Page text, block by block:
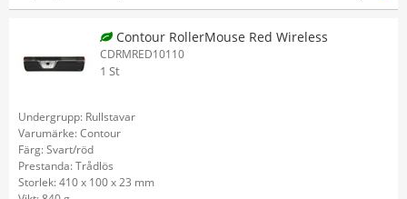
Contour RollerMouse Red Wireless
CDRMRED10110
1 St
Undergrupp: Rullstavar
Varumärke: Contour
Färg: Svart/röd
Prestanda: Trådlös
Storlek: 410 x 100 x 23 mm